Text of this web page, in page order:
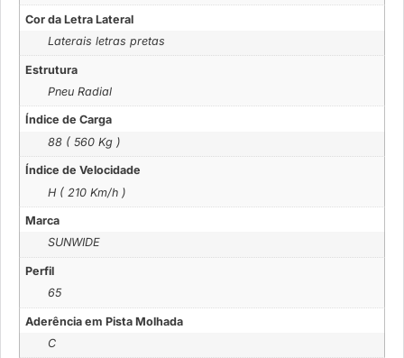
Cor da Letra Lateral
Laterais letras pretas
Estrutura
Pneu Radial
Índice de Carga
88 ( 560 Kg )
Índice de Velocidade
H ( 210 Km/h )
Marca
SUNWIDE
Perfil
65
Aderência em Pista Molhada
C